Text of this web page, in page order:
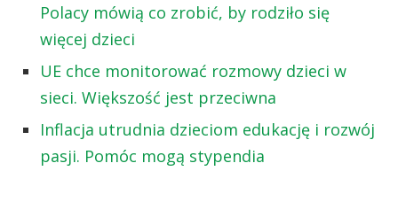
Polacy mówią co zrobić, by rodziło się
więcej dzieci
UE chce monitorować rozmowy dzieci w
sieci. Większość jest przeciwna
Inflacja utrudnia dzieciom edukację i rozwój
pasji. Pomóc mogą stypendia